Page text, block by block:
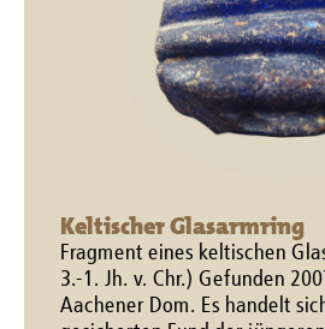
Keltischer Glasarmring
Fragment eines keltischen
3.-1. Jh. v. Chr.) Gefunden
Aachener Dom. Es handelt